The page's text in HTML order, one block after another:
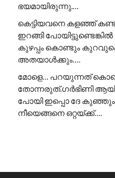
ഭയമായിരുന്നു.…
കെട്ടിയവനെ കളഞ്ഞ്
ഇറങ്ങി
കുഴപ്പം കൊണ്ടും
അതയാൾക്കും….
മോളെ… പറയുന്നത്
തോന്നരുത്.ഗർഭിണി
പോയി ഇപ്പൊ ദേ
നീയെങ്ങനെ ഒറ്റയ്ക്ക്….